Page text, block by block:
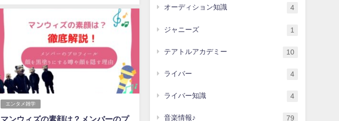
エンタメ雑学
マンウィズの素顔は？メンバーのプ
オーディション知識 4
ジャニーズ 1
テアトルアカデミー 10
ライバー 4
ライバー知識 4
音楽情報♪ 79